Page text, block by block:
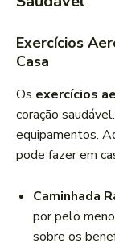
Exercícios
Casa
Os exercícios
coração
equipamentos.
pode fazer em
Caminhada
por pelo
sobre os